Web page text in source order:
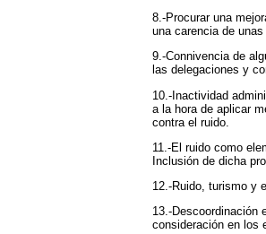
8.-Procurar una
una carencia de
9.-Connivencia de
las delegaciones y
10.-Inactividad
a la hora de aplicar
contra el ruido.
11.-El ruido como
Inclusión de dicha
12.-Ruido, turismo y
13.-Descoordinación
consideración en los